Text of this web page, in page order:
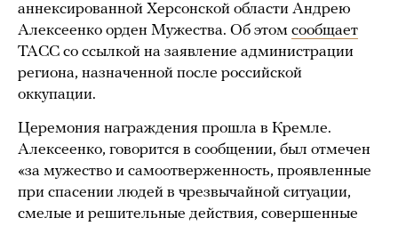
аннексированной Херсонской области Андрею
Алексеенко орден Мужества. Об этом сообщает
ТАСС со ссылкой на заявление администрации
региона, назначенной после российской
оккупации.
Церемония награждения прошла в Кремле.
Алексеенко, говорится в сообщении, был отмечен
«за мужество и самоотверженность, проявленные
при спасении людей в чрезвычайной ситуации,
смелые и решительные действия, совершенные